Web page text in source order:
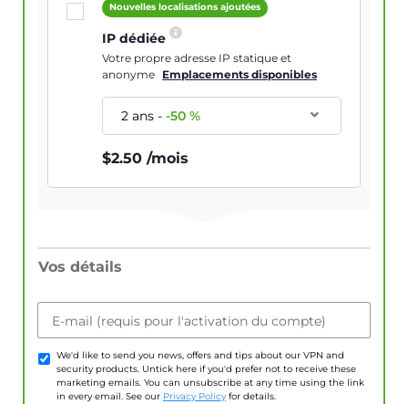
Nouvelles localisations ajoutées
IP dédiée
Votre propre adresse IP statique et
anonyme Emplacements disponibles
2 ans--50 %
$2.50 /mois
Vos détails
E-mail (requis pour l'activation du compte)
We'd like to send you news, offers and tips about our VPN and
security products. Untick here if you'd prefer not to receive these
marketing emails. You can unsubscribe at any time using the link
in every email. See our Privacy Policy for details.